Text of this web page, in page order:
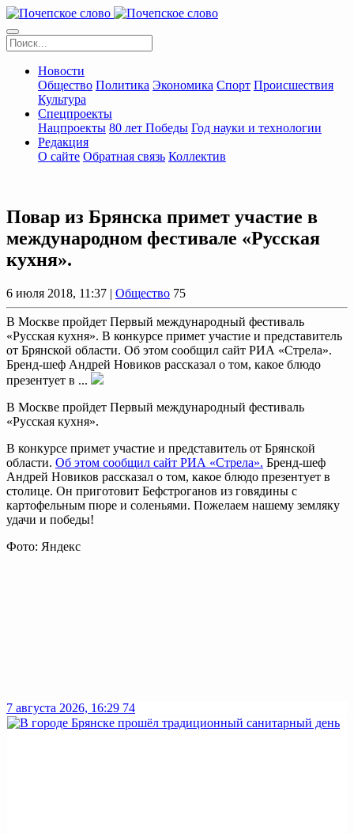
Новости
Общество Политика Экономика Спорт Происшествия
Культура
Спецпроекты
Нацпроекты 80 лет Победы Год науки и технологии
Редакция
О сайте Обратная связь Коллектив
Повар из Брянска примет участие в
международном фестивале «Русская
кухня».
6 июля 2018, 11:37 | Общество 75
В Москве пройдет Первый международный фестиваль
«Русская кухня». В конкурсе примет участие и представитель
от Брянской области. Об этом сообщил сайт РИА «Стрела».
Бренд-шеф Андрей Новиков рассказал о том, какое блюдо
презентует в ...
В Москве пройдет Первый международный фестиваль
«Русская кухня».
В конкурсе примет участие и представитель от Брянской
области. Об этом сообщил сайт РИА «Стрела». Бренд-шеф
Андрей Новиков рассказал о том, какое блюдо презентует в
столице. Он приготовит Бефстроганов из говядины с
картофельным пюре и соленьями. Пожелаем нашему земляку
удачи и победы!
Фото: Яндекс
7 августа 2026, 16:29 74